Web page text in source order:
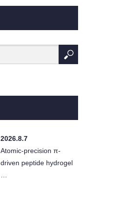
2026.8.7
Atomic-precision π-
driven peptide hydrogel